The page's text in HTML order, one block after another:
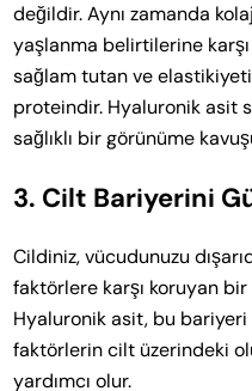
değildir. Aynı zamanda
yaşlanma belirtilerine karşı
sağlam tutan ve
proteindir. Hyaluronik asit
sağlıklı bir görünüme
3. Cilt Bariyerini
Cildiniz, vücudunuzu
faktörlere karşı koruyan
Hyaluronik asit, bu
faktörlerin cilt üzerindeki
yardımcı olur.